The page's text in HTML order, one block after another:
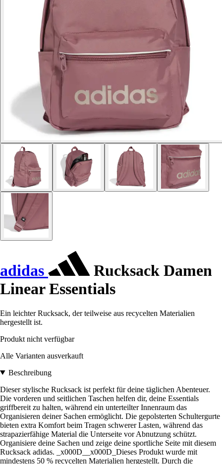
adidas
Rucksack Damen
Linear Essentials
Ein leichter Rucksack, der teilweise aus recycelten Materialien
hergestellt ist.
Produkt nicht verfügbar
Alle Varianten ausverkauft
Beschreibung
Dieser stylische Rucksack ist perfekt für deine täglichen Abenteuer.
Die vorderen und seitlichen Taschen helfen dir, deine Essentials
griffbereit zu halten, während ein unterteilter Innenraum das
Organisieren deiner Sachen ermöglicht. Die gepolsterten Schultergurte
bieten extra Komfort beim Tragen schwerer Lasten, während das
strapazierfähige Material die Unterseite vor Abnutzung schützt.
Organisiere deine Sachen und zeige deine sportliche Seite mit diesem
Rucksack adidas. _x000D__x000D_Dieses Produkt wurde mit
mindestens 50 % recycelten Materialien hergestellt. Durch die